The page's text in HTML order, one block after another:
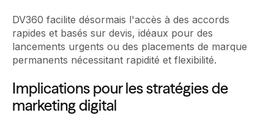
DV360 facilite désormais l'accès à des accords
rapides et basés sur devis, idéaux pour des
lancements urgents ou des placements de marque
permanents nécessitant rapidité et flexibilité.
Implications pour les stratégies de
marketing digital